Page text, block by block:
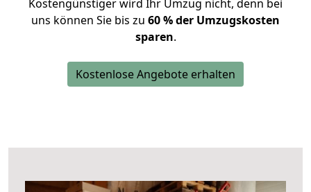
Kostengünstiger wird Ihr Umzug nicht, denn bei
uns können Sie bis zu 60 % der Umzugskosten
sparen.
Kostenlose Angebote erhalten